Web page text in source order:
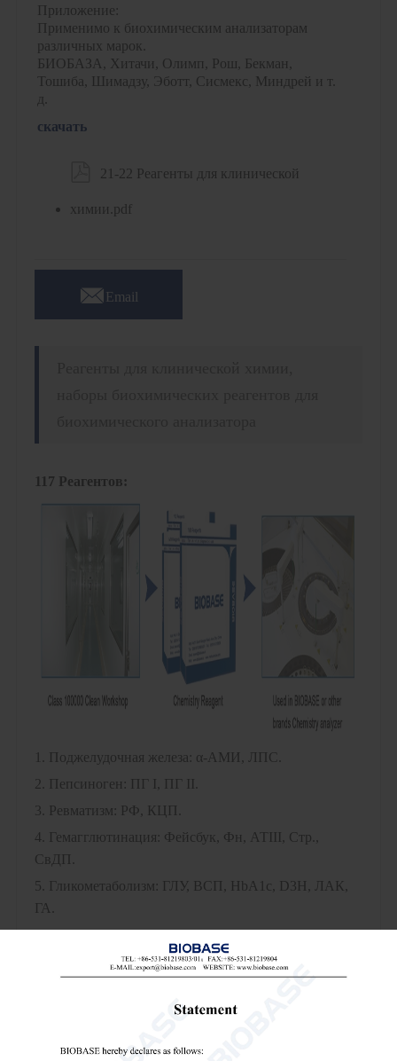
Приложение:
Применимо к биохимическим анализаторам
различных марок.
БИОБАЗА, Хитачи, Олимп, Рош, Бекман,
Тошиба, Шимадзу, Эботт, Сисмекс, Миндрей и т.
скачать
21-22 Реагенты для клинической
химии.pdf
 Email
117 Реагентов:
1. Поджелудочная железа: α-АМИ, ЛПС.
2. Пепсиноген: ПГ I, ПГ II.
3. Ревматизм: РФ, КЦП.
4. Гемагглютинация: Фейсбук, Фн, АТIII, Стр.,
СвДП.
5. Гликометаболизм: ГЛУ, ВСП, HbA1c, D3H, ЛАК,
ГА.
6. Электролиты газов крови: КИ, Ca, P, Мг, CO2, На,
K, Cu, Фе, Zn и т. д.
7. Липиды крови: ХС, ТГ, ХС ЛПВП, ХС ЛПНП,
АПОА1, АПОБ, ГЦИ, ПЛИП, ЛП(а), АПОЕ, АпоА2,
8. Зимограмма миокарда: ЛДГ, КК-НАЦ, КК-МБ, МБ,